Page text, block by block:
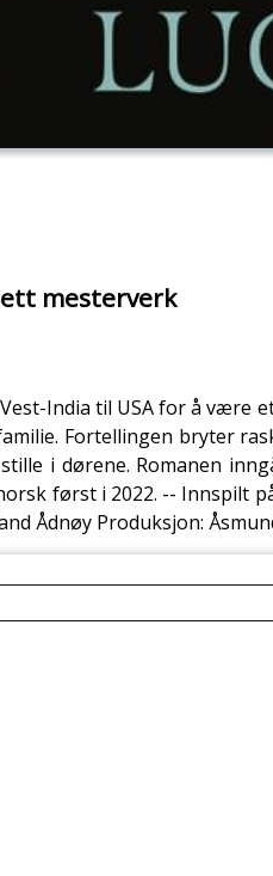
mesterverk
India til USA for å
Fortellingen bryter
i dørene. Romanen
først i 2022. -- Innspilt
Ådnøy Produksjon: